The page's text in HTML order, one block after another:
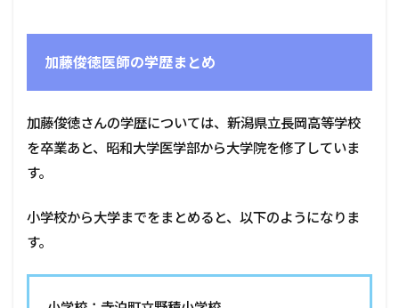
加藤俊徳医師の学歴まとめ
加藤俊徳さんの学歴については、新潟県立長岡高等学校
を卒業あと、昭和大学医学部から大学院を修了していま
す。
小学校から大学までをまとめると、以下のようになりま
す。